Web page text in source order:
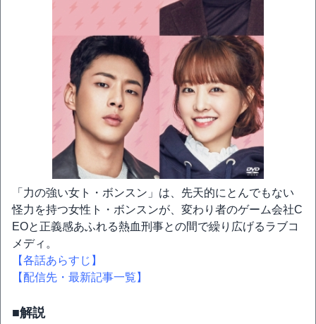
「力の強い女ト・ボンスン」は、先天的にとんでもない
怪力を持つ女性ト・ボンスンが、変わり者のゲーム会社C
EOと正義感あふれる熱血刑事との間で繰り広げるラブコ
メディ。
【各話あらすじ】
【配信先・最新記事一覧】
■解説